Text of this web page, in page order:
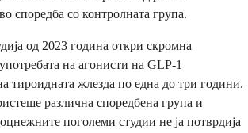
споредба со контролната група.
од 2023 година откри скромна
на агонисти на GLP-1
тироидната жлезда по една до три години.
различна споредбена група и
поголеми студии не ја потврдија